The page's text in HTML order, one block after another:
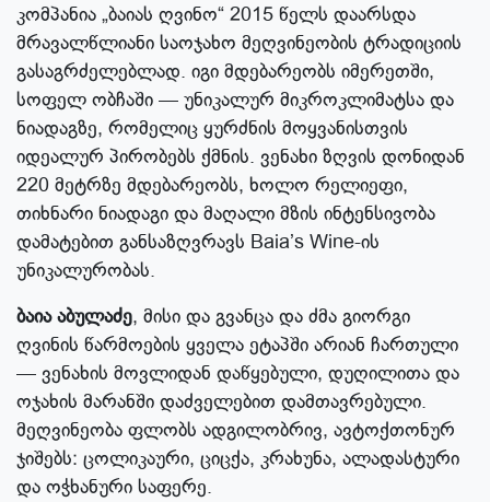
კომპანია „ბაიას ღვინო“ 2015 წელს დაარსდა
მრავალწლიანი საოჯახო მეღვინეობის ტრადიციის
გასაგრძელებლად. იგი მდებარეობს იმერეთში,
სოფელ ობჩაში — უნიკალურ მიკროკლიმატსა და
ნიადაგზე, რომელიც ყურძნის მოყვანისთვის
იდეალურ პირობებს ქმნის. ვენახი ზღვის დონიდან
220 მეტრზე მდებარეობს, ხოლო რელიეფი,
თიხნარი ნიადაგი და მაღალი მზის ინტენსივობა
დამატებით განსაზღვრავს Baia’s Wine-ის
უნიკალურობას.
ბაია აბულაძე, მისი და გვანცა და ძმა გიორგი
ღვინის წარმოების ყველა ეტაპში არიან ჩართული
— ვენახის მოვლიდან დაწყებული, დუღილითა და
ოჯახის მარანში დაძველებით დამთავრებული.
მეღვინეობა ფლობს ადგილობრივ, ავტოქთონურ
ჯიშებს: ცოლიკაური, ციცქა, კრახუნა, ალადასტური
და ოჭხანური საფერე.